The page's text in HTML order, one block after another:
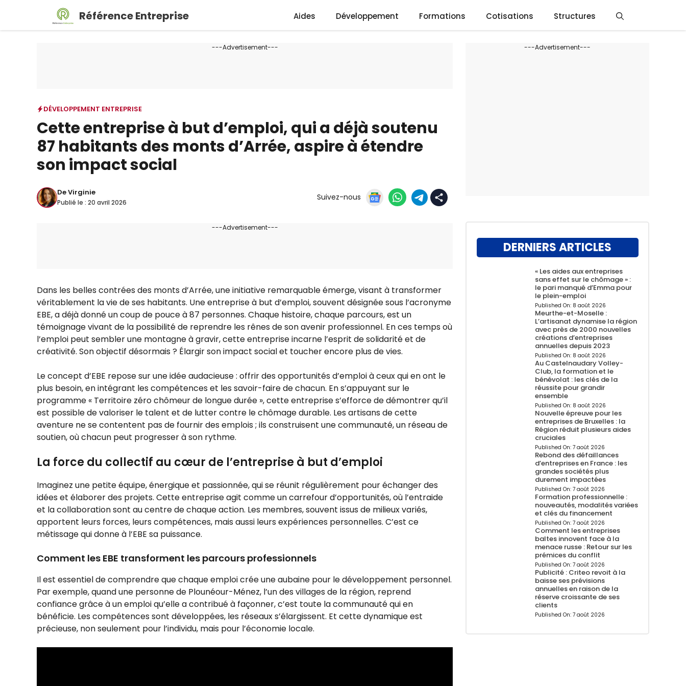
contenu
Référence Entreprise Aides Développement Formations Cotisations Structures
---Advertisement---
DÉVELOPPEMENT ENTREPRISE
Cette entreprise à but d’emploi, qui a déjà soutenu
87 habitants des monts d’Arrée, aspire à étendre
son impact social
DeVirginie
Publié le : 20 avril 2026
Suivez-nous
---Advertisement---
Dans les belles contrées des monts d’Arrée, une initiative remarquable émerge, visant à transformer
véritablement la vie de ses habitants. Une entreprise à but d’emploi, souvent désignée sous l’acronyme
EBE, a déjà donné un coup de pouce à 87 personnes. Chaque histoire, chaque parcours, est un
témoignage vivant de la possibilité de reprendre les rênes de son avenir professionnel. En ces temps où
l’emploi peut sembler une montagne à gravir, cette entreprise incarne l’esprit de solidarité et de
créativité. Son objectif désormais ? Élargir son impact social et toucher encore plus de vies.
Le concept d’EBE repose sur une idée audacieuse : offrir des opportunités d’emploi à ceux qui en ont le
plus besoin, en intégrant les compétences et les savoir-faire de chacun. En s’appuyant sur le
programme « Territoire zéro chômeur de longue durée », cette entreprise s’efforce de démontrer qu’il
est possible de valoriser le talent et de lutter contre le chômage durable. Les artisans de cette
aventure ne se contentent pas de fournir des emplois ; ils construisent une communauté, un réseau de
soutien, où chacun peut progresser à son rythme.
La force du collectif au cœur de l’entreprise à but d’emploi
Imaginez une petite équipe, énergique et passionnée, qui se réunit régulièrement pour échanger des
idées et élaborer des projets. Cette entreprise agit comme un carrefour d’opportunités, où l’entraide
et la collaboration sont au centre de chaque action. Les membres, souvent issus de milieux variés,
apportent leurs forces, leurs compétences, mais aussi leurs expériences personnelles. C’est ce
métissage qui donne à l’EBE sa puissance.
Comment les EBE transforment les parcours professionnels
Il est essentiel de comprendre que chaque emploi crée une aubaine pour le développement personnel.
Par exemple, quand une personne de Plounéour-Ménez, l’un des villages de la région, reprend
confiance grâce à un emploi qu’elle a contribué à façonner, c’est toute la communauté qui en
bénéficie. Les compétences sont développées, les réseaux s’élargissent. Et cette dynamique est
précieuse, non seulement pour l’individu, mais pour l’économie locale.
---Advertisement---
DERNIERS ARTICLES
« Les aides aux entreprises
sans effet sur le chômage » :
le pari manqué d’Emma pour
le plein-emploi
Published On: 8 août 2026
Meurthe-et-Moselle :
L’artisanat dynamise la région
avec près de 2000 nouvelles
créations d’entreprises
annuelles depuis 2023
Published On: 8 août 2026
Au Castelnaudary Volley-
Club, la formation et le
bénévolat : les clés de la
réussite pour grandir
ensemble
Published On: 8 août 2026
Nouvelle épreuve pour les
entreprises de Bruxelles : la
Région réduit plusieurs aides
cruciales
Published On: 7 août 2026
Rebond des défaillances
d’entreprises en France : les
grandes sociétés plus
durement impactées
Published On: 7 août 2026
Formation professionnelle :
nouveautés, modalités variées
et clés du financement
Published On: 7 août 2026
Comment les entreprises
baltes innovent face à la
menace russe : Retour sur les
prémices du conflit
Published On: 7 août 2026
Publicité : Criteo revoit à la
baisse ses prévisions
annuelles en raison de la
réserve croissante de ses
clients
Published On: 7 août 2026